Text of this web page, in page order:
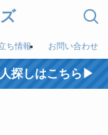
ち情報 お問い合わせ
探しはこちら▶︎